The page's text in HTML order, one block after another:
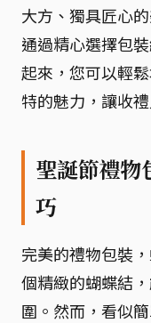
大方、獨具匠心的
通過精心選擇包
起來，您可以輕
特的魅力，讓收
聖誕節禮物
巧
完美的禮物包裝
個精緻的蝴蝶結
圍。然而，看似